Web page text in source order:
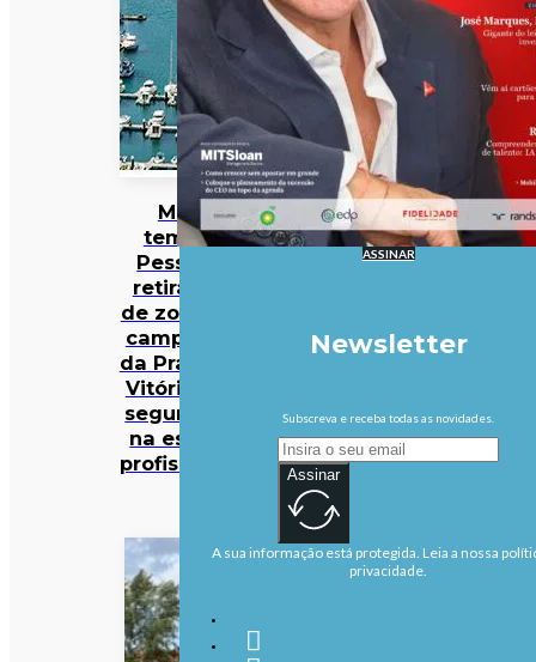
Mau
tempo:
Pessoas
retiradas
de zona de
campismo
da Praia da
Vitória em
segurança
na escola
profissional
ASSINAR
Newsletter
Subscreva e receba todas as novidades.
Assinar
A sua informação está protegida. Leia a nossa
privacidade.